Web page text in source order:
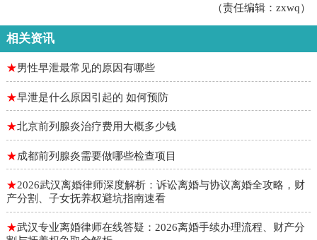
（责任编辑：zxwq）
相关资讯
★男性早泄最常见的原因有哪些
★早泄是什么原因引起的 如何预防
★北京前列腺炎治疗费用大概多少钱
★成都前列腺炎需要做哪些检查项目
★2026武汉离婚律师深度解析：诉讼离婚与协议离婚全攻略，财
产分割、子女抚养权避坑指南速看
★武汉专业离婚律师在线答疑：2026离婚手续办理流程、财产分